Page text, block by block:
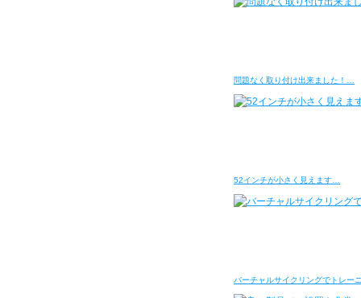
問題なく取り付け出来ました！…
52インチが小さく見えます…
バーチャルサイクリングでトレー